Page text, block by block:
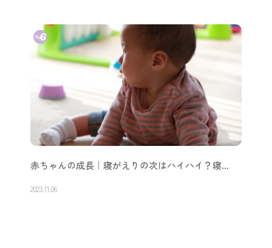
赤ちゃんの成長｜寝がえりの次はハイハイ？寝…
2023.11.06